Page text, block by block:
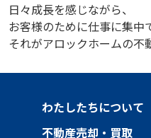
日々成長を感じながら、
お客様のために仕事に集中
それがアロックホームの不
わたしたちについて
不動産売却・買取